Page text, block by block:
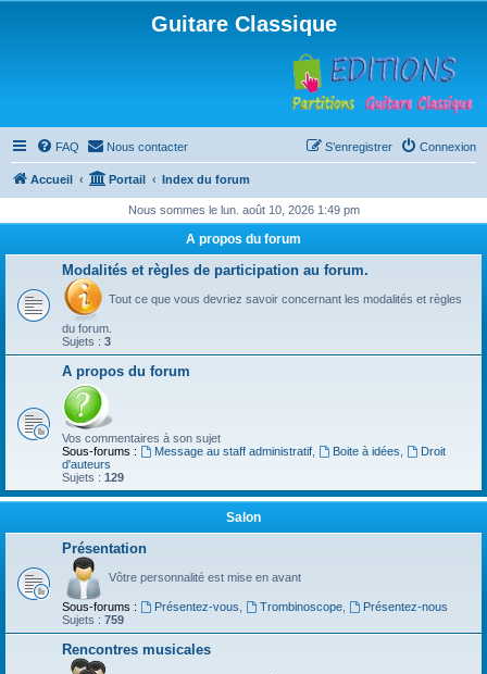
Guitare Classique
FAQ Nous contacter Connexion
S’enregistrer
Accueil Portail Index du forum
Nous sommes le lun. août 10, 2026 1:49 pm
A propos du forum
Modalités et règles de participation au forum.
Tout ce que vous devriez savoir concernant les modalités et règles
du forum.
Sujets : 3
A propos du forum
Vos commentaires à son sujet
Sous-forums :
Message au staff administratif, Boite à idées
Droit
d'auteurs
Sujets : 129
Salon
Présentation
Vôtre personnalité est mise en avant
Sous-forums : Présentez-vous Trombinoscope,
Présentez-nous
Sujets : 759
Rencontres musicales